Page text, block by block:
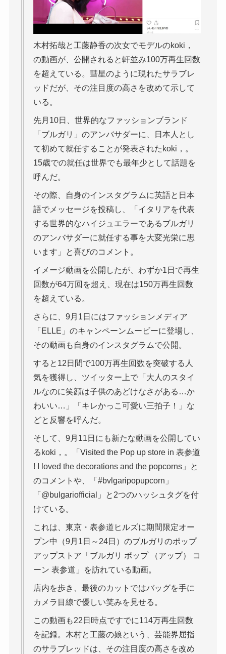
木村拓哉と工藤静香の次女でモデルのkoki，
の動画が、公開されると軒並み100万再生回数
を超えている。彗星のように現れたサラブレ
ッドだが、その注目度の高さを改めて示して
いる。
先月10日、世界的なファッションブランド
「ブルガリ」のアンバサダーに、日本人とし
て初めて就任することが発表されたkoki，。
15歳での就任は世界でも最年少として話題を
呼んだ。
その際、自身のインスタグラムに英語と日本
語でメッセージを投稿し、「イタリアを代表
する世界的なハイジュエラーであるブルガリ
のアンバサダーに就任する事を大変光栄に思
います」と喜びのコメント。
イメージ動画を公開したが、わずか1日で再生
回数が64万回を超え、現在は150万再生回数
を超えている。
さらに、9月1日にはファッションメディア
「ELLE」のキャンペーンムービーに登場し、
その動画も自身のインスタグラムで公開。
すると12日間で100万再生回数を突破する人
気を獲得し、ツイッター上で「大人のスタイ
ルなのに笑顔は子供のあどけなさがある…か
わいい…」「キレかっこ可愛い三拍子！」な
どと反響を呼んだ。
そして、9月11日にも新たな動画を公開してい
るkoki，。「Visited the Pop up store in 表参道
! I loved the decorations and the popcorns」と
のコメントや、「#bvlgaripopupcorn」
「@bulgariofficial」と2つのハッシュタグを付
けている。
これは、東京・表参道ヒルズに期間限定オー
プン中（9月1日～24日）のブルガリのポップ
アップストア「ブルガリ ポップ （アップ） コ
ーン 表参道」を訪れている動画。
店内を歩き、最後のカットではバッグを手に
カメラ目線で優しい笑みを見せる。
この動画も22日時点ですでに114万再生回数
を記録。木村と工藤の娘という、芸能界屈指
のサラブレッドは、その注目度の高さを改め